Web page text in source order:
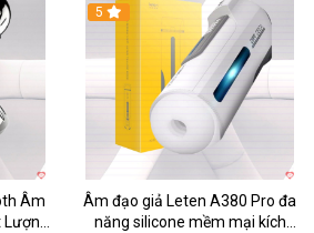
Âm
5
Âm đạo giả Leten A380 Pro đa
năng silicone mềm mại kích